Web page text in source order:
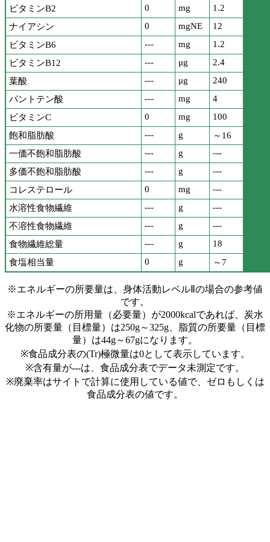
ビタミンB2
0 mg
1.2
ナイアシン
0 mgNE
12
ビタミンB6
--- mg
1.2
ビタミンB12
--- μg
2.4
葉酸
--- μg
240
パントテン酸
--- mg
4
ビタミンC
0 mg
100
飽和脂肪酸
--- g
～16
一価不飽和脂肪酸
--- g
---
多価不飽和脂肪酸
--- g
---
コレステロール
0 mg
---
水溶性食物繊維
--- g
---
不溶性食物繊維
--- g
---
食物繊維総量
--- g
18
食塩相当量
0 g ～7
※エネルギーの所要量は、身体活動レベルⅡの場合の参考値
です。
※エネルギーの所用量（必要量）が2000kcalであれば、炭水
化物の所要量（目標量）は250g～325g、脂質の所要量（目標
量）は44g～67gになります。
※食品成分表の(Tr)極微量は0として表示しています。
※含有量が---は、食品成分表でデータ未測定です。
※廃棄率はサイトで計算に使用している値で、ゼロもしくは
食品成分表の値です。